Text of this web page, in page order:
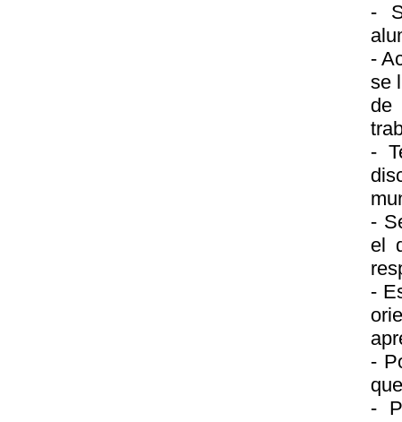
-
-
se
de
-
-
el
-
-
-